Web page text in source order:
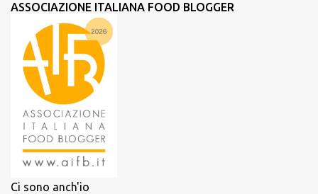
m
n
t
ASSOCIAZIONE ITALIANA FOOD BLOGGER
Ci sono anch'io